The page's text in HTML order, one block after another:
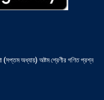
(সপ্তম অধ্যায়) অষ্টম শ্রেণীর গণিত প্রশ্ন